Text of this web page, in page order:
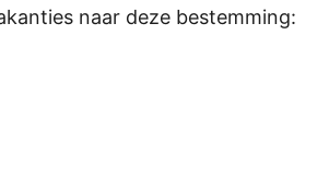
naar deze bestemming: